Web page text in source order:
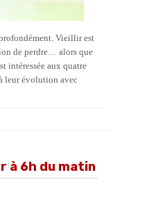
Vieillir est
de perdre… alors que
intéressée aux quatre
leur évolution avec
à 6h du matin